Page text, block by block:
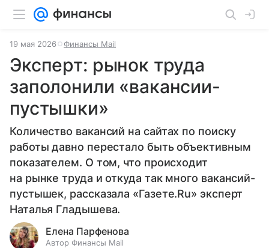
19 мая 2026 Финансы Mail
Эксперт: рынок труда
заполонили «вакансии-
пустышки»
Количество вакансий на сайтах по поиску
работы давно перестало быть объективным
показателем. О том, что происходит
на рынке труда и откуда так много вакансий-
пустышек, рассказала «Газете.Ru» эксперт
Наталья Гладышева.
Елена Парфенова
Автор Финансы Mail